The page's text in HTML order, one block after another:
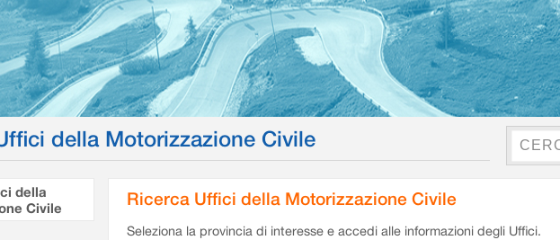
della Motorizzazione Civile
della
Civile
Ricerca Uffici della Motorizzazione Civile
Seleziona la provincia di interesse e accedi alle informazioni degli Uffici.